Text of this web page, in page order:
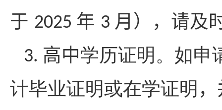
于 2025 年 3 月），请及
3. 高中学历证明。如申
计毕业证明或在学证明